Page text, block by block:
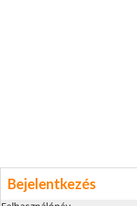
Bejelentkezés